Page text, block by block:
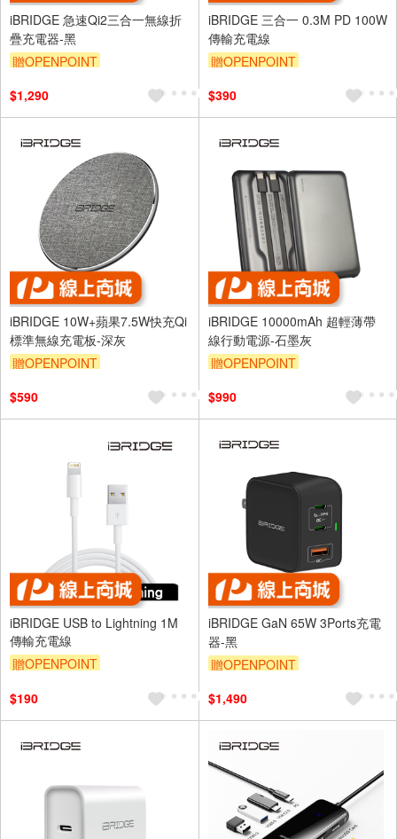
iBRIDGE 急速Qi2三合一無線折
疊充電器-黑
贈OPENPOINT
$1,290
iBRIDGE 三合一 0.3M PD 100W
傳輸充電線
贈OPENPOINT
$390
iBRIDGE 10W+蘋果7.5W快充Qi
標準無線充電板-深灰
贈OPENPOINT
$590
iBRIDGE 10000mAh 超輕薄帶
線行動電源-石墨灰
贈OPENPOINT
$990
iBRIDGE USB to Lightning 1M
傳輸充電線
贈OPENPOINT
$190
iBRIDGE GaN 65W 3Ports充電
器-黑
贈OPENPOINT
$1,490